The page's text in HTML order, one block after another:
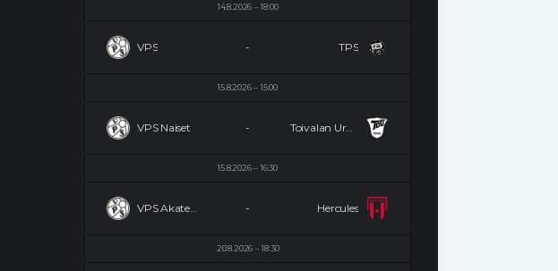
14.8.2026 18:00
VPS TPS
-
15.8.2026 15:00
VPS Naiset Toivalan Urheilijat Naiset
-
15.8.2026 16:30
VPS Akatemia Hercules
-
20.8.2026 18:30